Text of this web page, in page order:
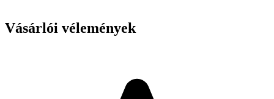
Vásárlói vélemények